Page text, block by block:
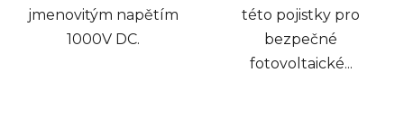
jmenovitým napětím
1000V DC.
této pojistky pro
bezpečné
fotovoltaické...